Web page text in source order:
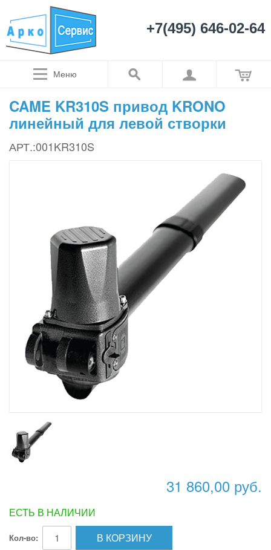
+7(495) 646-02-64
Меню
CAME KR310S привод KRONO
линейный для левой створки
АРТ.:001KR310S
31 860,00 руб.
ЕСТЬ В НАЛИЧИИ
Кол-во: В КОРЗИНУ